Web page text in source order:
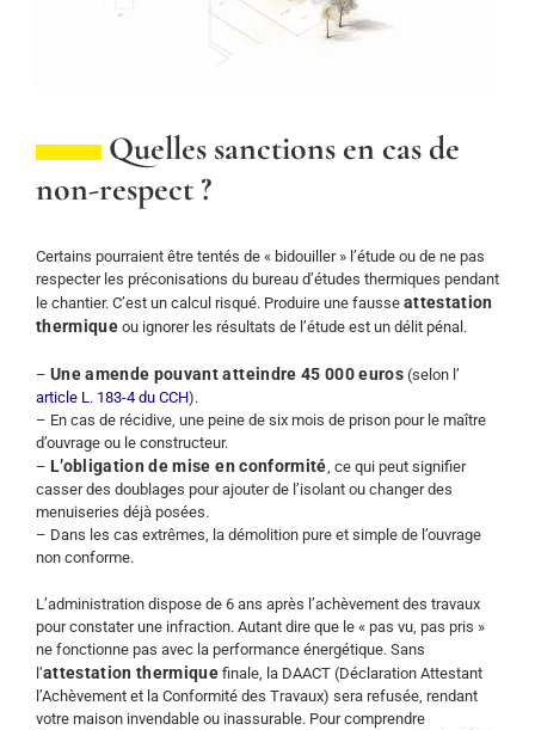
Quelles sanctions en cas de
non-respect ?
Certains pourraient être tentés de « bidouiller » l’étude ou de ne pas
respecter les préconisations du bureau d’études thermiques pendant
le chantier. C’est un calcul risqué. Produire une fausse attestation
thermique ou ignorer les résultats de l’étude est un délit pénal.
– Une amende pouvant atteindre 45 000 euros (selon l’
article L. 183-4 du CCH).
– En cas de récidive, une peine de six mois de prison pour le maître
d’ouvrage ou le constructeur.
– L’obligation de mise en conformité, ce qui peut signifier
casser des doublages pour ajouter de l’isolant ou changer des
menuiseries déjà posées.
– Dans les cas extrêmes, la démolition pure et simple de l’ouvrage
non conforme.
L’administration dispose de 6 ans après l’achèvement des travaux
pour constater une infraction. Autant dire que le « pas vu, pas pris »
ne fonctionne pas avec la performance énergétique. Sans
l’attestation thermique finale, la DAACT (Déclaration Attestant
l’Achèvement et la Conformité des Travaux) sera refusée, rendant
votre maison invendable ou inassurable. Pour comprendre